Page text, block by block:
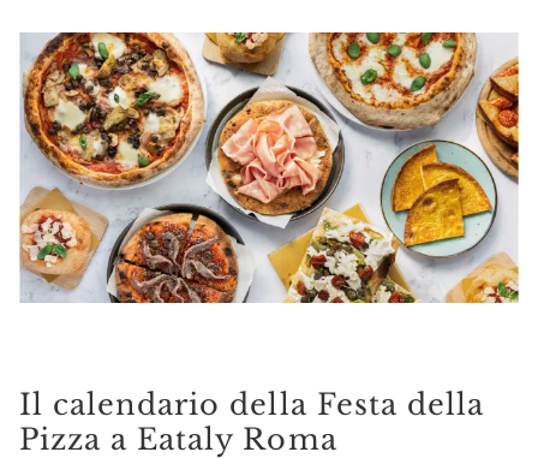
Il calendario della Festa della
Pizza a Eataly Roma